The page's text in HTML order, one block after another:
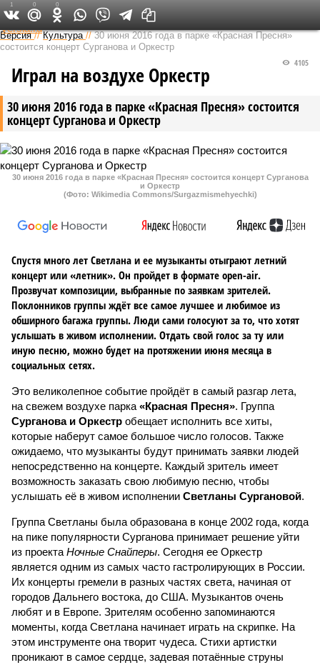
Федеральный выпуск
Версия //Культура //30 июня 2016 года в парке «Красная Пресня»
состоится концерт Сурганова и Оркестр
30 июня 2016 года в парке «Красная Пресня» состоится
концерт Сурганова и Оркестр
4105
Играл на воздухе Оркестр
30 июня 2016 года в парке «Красная Пресня» состоится концерт Сурганова
и Оркестр
(Фото: Wikimedia Commons/Surgazmismehyechki)
Спустя много лет Светлана и ее музыканты отыграют летний
концерт или «летник». Он пройдет в формате open-air.
Прозвучат композиции, выбранные по заявкам зрителей.
Поклонников группы ждёт все самое лучшее и любимое из
обширного багажа группы. Люди сами голосуют за то, что хотят
услышать в живом исполнении. Отдать свой голос за ту или
иную песню, можно будет на протяжении июня месяца в
социальных сетях.
Это великолепное событие пройдёт в самый разгар лета,
на свежем воздухе парка «Красная Пресня». Группа
Сурганова и Оркестр обещает исполнить все хиты,
которые наберут самое большое число голосов. Также
ожидаемо, что музыканты будут принимать заявки людей
непосредственно на концерте. Каждый зритель имеет
возможность заказать свою любимую песню, чтобы
услышать её в живом исполнении Светланы Сургановой.
Группа Светланы была образована в конце 2002 года, когда
на пике популярности Сурганова принимает решение уйти
из проекта Ночные Снайперы. Сегодня ее Оркестр
является одним из самых часто гастролирующих в России.
Их концерты гремели в разных частях света, начиная от
городов Дальнего востока, до США. Музыкантов очень
любят и в Европе. Зрителям особенно запоминаются
моменты, когда Светлана начинает играть на скрипке. На
этом инструменте она творит чудеса. Стихи артистки
проникают в самое сердце, задевая потаённые струны
1 0 0